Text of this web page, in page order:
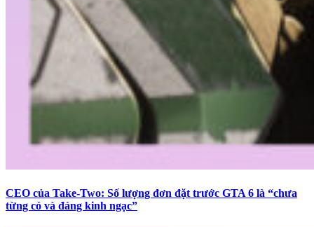
CEO của Take-Two: Số lượng đơn đặt trước GTA 6 là “chưa
từng có và đáng kinh ngạc”